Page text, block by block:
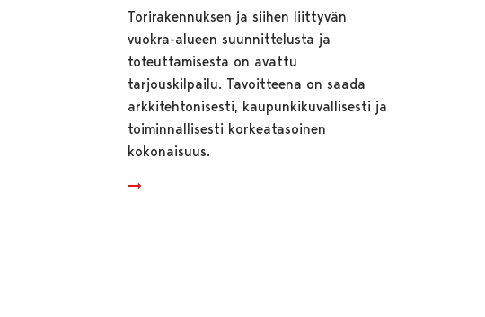
Torirakennuksen ja siihen liittyvän
vuokra-alueen suunnittelusta ja
toteuttamisesta on avattu
tarjouskilpailu. Tavoitteena on saada
arkkitehtonisesti, kaupunkikuvallisesti ja
toiminnallisesti korkeatasoinen
kokonaisuus.